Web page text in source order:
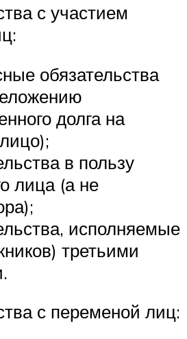
с участием
обязательства
долга на
в пользу
лица (а не
исполняемые
третьими
с переменой лиц: